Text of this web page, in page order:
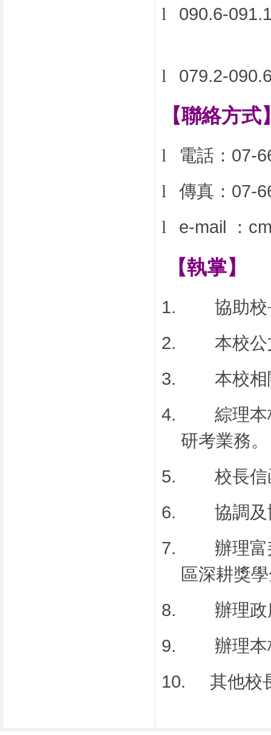
l
090.6-
l 079.2-
【聯絡方式
l 電話：
l
傳真： 07-
l
e-mail ：
【執掌】
1.
協助
2.
本校
3.
本校
4.
綜理
研考業務。
5.
校長
6.
協調
7.
辦理
區深耕獎
8.
辦理
9.
辦理
10.
其他校